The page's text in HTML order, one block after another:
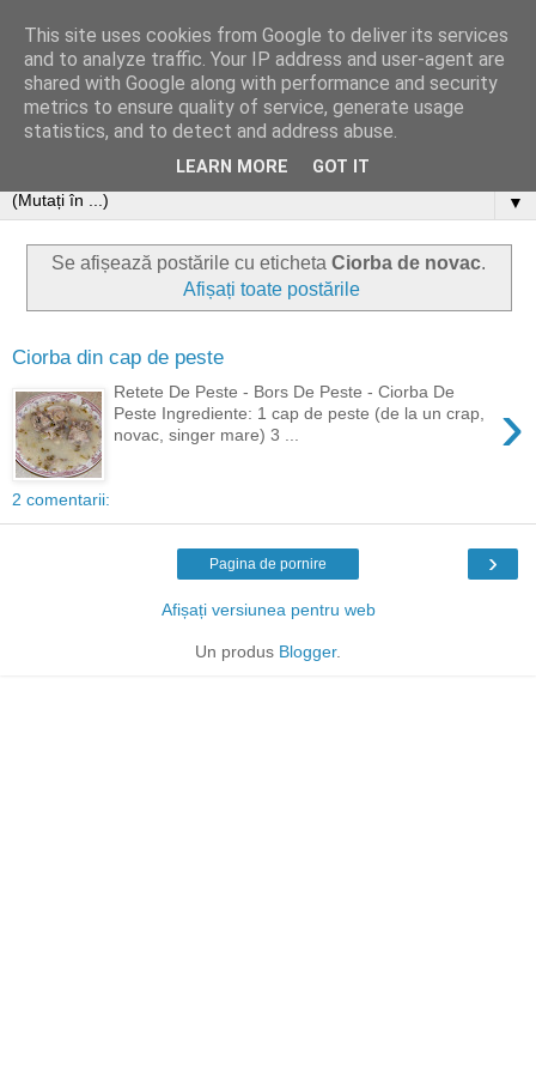
▼
Se afișează postările cu eticheta Ciorba de novac.
Afișați toate postările
Ciorba din cap de peste
›
Retete De Peste - Bors De Peste - Ciorba De
Peste Ingrediente: 1 cap de peste (de la un crap,
novac, singer mare) 3 ...
2 comentarii:
›
Pagina de pornire
Afișați versiunea pentru web
Un produs Blogger.
This site uses cookies from Google to deliver its services
and to analyze traffic. Your IP address and user-agent are
shared with Google along with performance and security
metrics to ensure quality of service, generate usage
statistics, and to detect and address abuse.
LEARN MORE GOT IT